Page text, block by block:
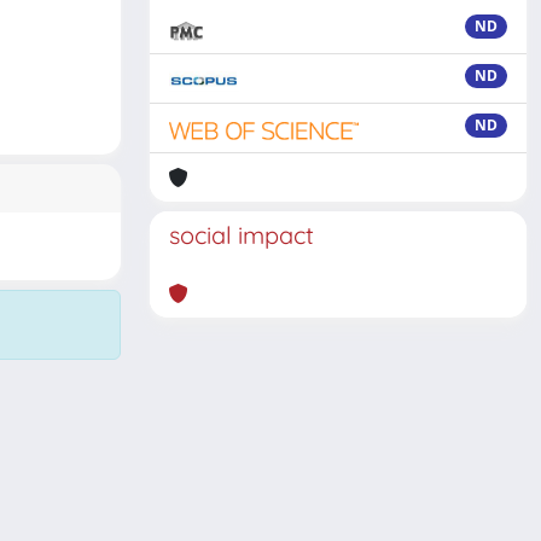
ND
ND
ND
social impact